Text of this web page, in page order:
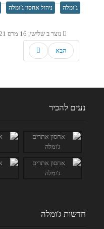
ג'ומלה ניהול אחסון ג'ומלה
נוצר ב שלישי, 16 מרס 2021 14:11
הבא
נעים להכיר
חדשות ג'ומלה